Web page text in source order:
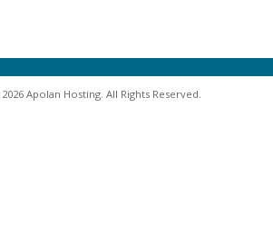
Apolan Hosting. All Rights Reserved.